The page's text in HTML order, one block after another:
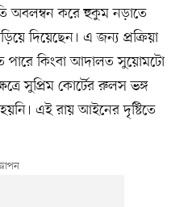
অবলম্বন করে হুকুম নড়াতে
দিয়েছেন। এ জন্য প্রক্রিয়া
পারে কিংবা আদালত সুয়োমটো
সুপ্রিম কোর্টের রুলস ভঙ্গ
এই রায় আইনের দৃষ্টিতে